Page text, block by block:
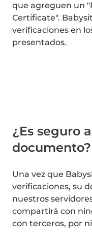
que agreguen un
Certificate".
verificaciones en
presentados.
¿Es seguro
documento?
Una vez que
verificaciones, su
nuestros
compartirá con
con terceros, por